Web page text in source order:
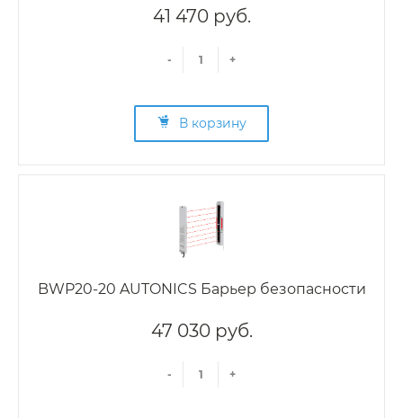
41 470 руб.
- +
В корзину
BWP20-20 AUTONICS Барьер безопасности
47 030 руб.
- +